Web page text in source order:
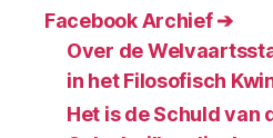
Facebook Archief ➔
Over de
in het Filosofisch
Het is de Schuld van